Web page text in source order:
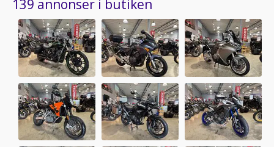
139 annonser i butiken